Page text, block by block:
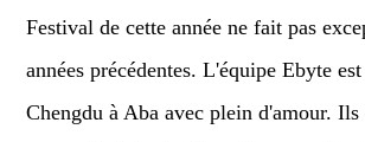
Festival de cette année ne fait pas
années précédentes. L'équipe Ebyte
Chengdu à Aba avec plein d'amour. Ils